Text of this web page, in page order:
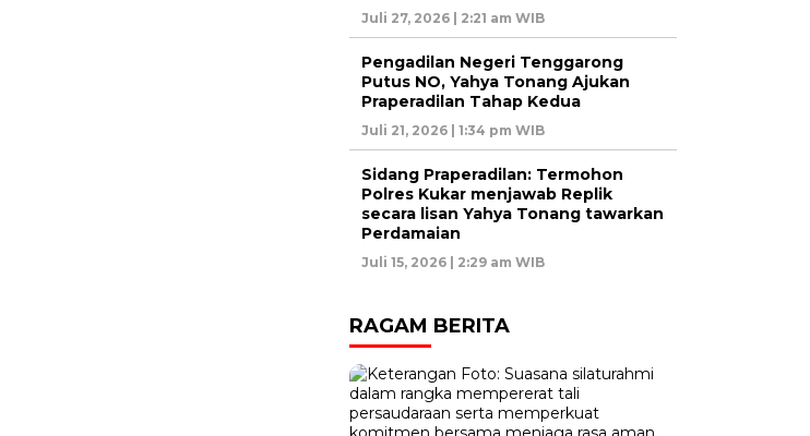
Juli 27, 2026 | 2:21 am WIB
Pengadilan Negeri Tenggarong
Putus NO, Yahya Tonang Ajukan
Praperadilan Tahap Kedua
Juli 21, 2026 | 1:34 pm WIB
Sidang Praperadilan: Termohon
Polres Kukar menjawab Replik
secara lisan Yahya Tonang tawarkan
Perdamaian
Juli 15, 2026 | 2:29 am WIB
RAGAM BERITA